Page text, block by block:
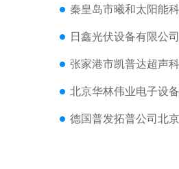
秦皇岛市曦和太阳能
日鑫光伏设备有限公司
张家港市凯普达超声
北京华林伟业电子设
德国普发拓普公司北